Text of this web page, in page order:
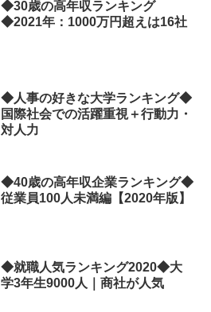
◆30歳の高年収ランキング
◆2021年：1000万円超えは16社
◆人事の好きな大学ランキング◆
国際社会での活躍重視＋行動力・
対人力
◆40歳の高年収企業ランキング◆
従業員100人未満編【2020年版】
◆就職人気ランキング2020◆大
学3年生9000人｜商社が人気